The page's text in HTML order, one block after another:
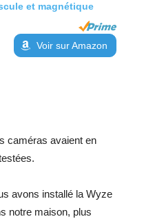
et magnétique
Voir sur Amazon
caméras avaient en
avons installé la Wyze
notre maison, plus